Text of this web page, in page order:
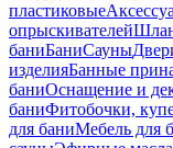
пластиковые
опрыскивателей
баниБаниСауны
изделияБанные
баниОснащение и
баниФитобочки,
для баниМебель для